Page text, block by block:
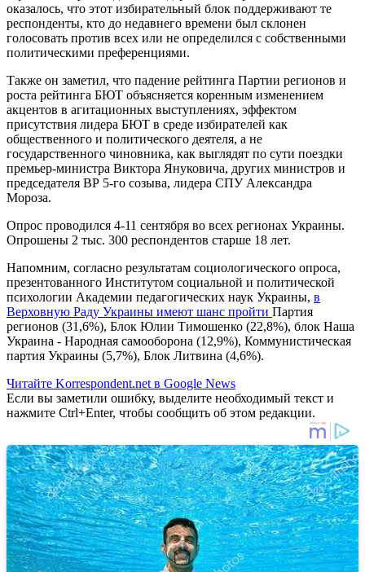
оказалось, что этот избирательный блок поддерживают те
респонденты, кто до недавнего времени был склонен
голосовать против всех или не определился с собственными
политическими преференциями.
Также он заметил, что падение рейтинга Партии регионов и
роста рейтинга БЮТ объясняется коренным изменением
акцентов в агитационных выступлениях, эффектом
присутствия лидера БЮТ в среде избирателей как
общественного и политического деятеля, а не
государственного чиновника, как выглядят по сути поездки
премьер-министра Виктора Януковича, других министров и
председателя ВР 5-го созыва, лидера СПУ Александра
Мороза.
Опрос проводился 4-11 сентября во всех регионах Украины.
Опрошены 2 тыс. 300 респондентов старше 18 лет.
Напомним, согласно результатам социологического опроса,
презентованного Институтом социальной и политической
психологии Академии педагогических наук Украины, в
Верховную Раду Украины имеют шанс пройти Партия
регионов (31,6%), Блок Юлии Тимошенко (22,8%), блок Наша
Украина - Народная самооборона (12,9%), Коммунистическая
партия Украины (5,7%), Блок Литвина (4,6%).
Читайте Korrespondent.net в Google News
Если вы заметили ошибку, выделите необходимый текст и
нажмите Ctrl+Enter, чтобы сообщить об этом редакции.